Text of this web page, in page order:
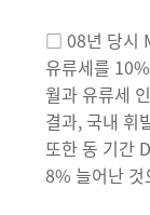
□ 08년 당시
유류세를
월과 유류세
결과, 국내 휘
또한 동 기간
8% 늘어난 것